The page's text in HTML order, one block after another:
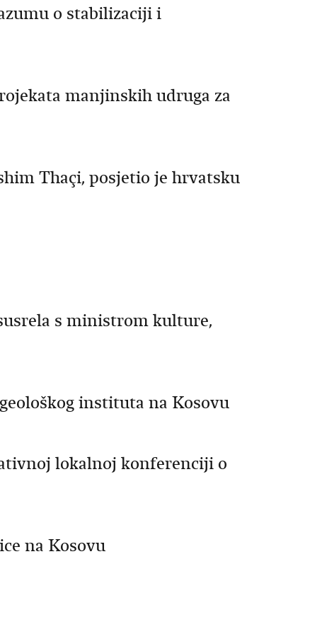
o stabilizaciji i
manjinskih udruga za
Thaçi, posjetio je hrvatsku
s ministrom kulture,
instituta na Kosovu
lokalnoj konferenciji o
na Kosovu